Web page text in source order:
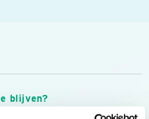
blijven?
nieuws, inspiratie, acties en tips